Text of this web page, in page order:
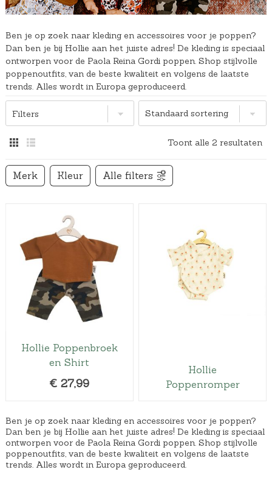
Ben je op zoek naar kleding en accessoires voor je poppen?
Dan ben je bij Hollie aan het juiste adres! De kleding is speciaal
ontworpen voor de Paola Reina Gordi poppen. Shop stijlvolle
poppenoutfits, van de beste kwaliteit en volgens de laatste
trends. Alles wordt in Europa geproduceerd.
Filters
Toont alle 2 resultaten
Merk Kleur Alle filters
Hollie Poppenbroek
en Shirt
€ 27,99
Hollie
Poppenromper
Ben je op zoek naar kleding en accessoires voor je poppen?
Dan ben je bij Hollie aan het juiste adres! De kleding is speciaal
ontworpen voor de Paola Reina Gordi poppen. Shop stijlvolle
poppenoutfits, van de beste kwaliteit en volgens de laatste
trends. Alles wordt in Europa geproduceerd.